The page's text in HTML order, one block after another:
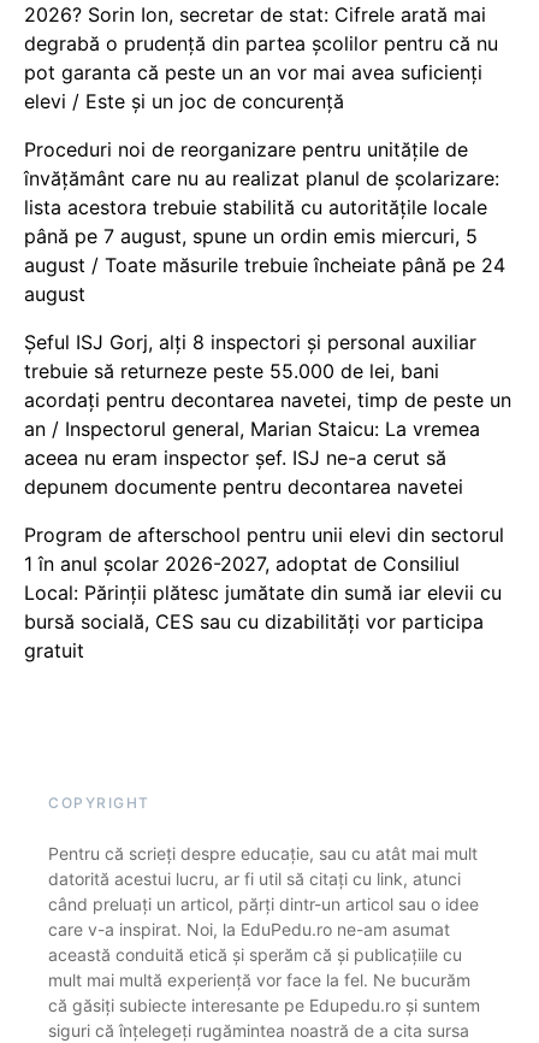
2026? Sorin Ion, secretar de stat: Cifrele arată mai
degrabă o prudență din partea școlilor pentru că nu
pot garanta că peste un an vor mai avea suficienți
elevi / Este și un joc de concurență
Proceduri noi de reorganizare pentru unitățile de
învățământ care nu au realizat planul de școlarizare:
lista acestora trebuie stabilită cu autoritățile locale
până pe 7 august, spune un ordin emis miercuri, 5
august / Toate măsurile trebuie încheiate până pe 24
august
Șeful ISJ Gorj, alți 8 inspectori și personal auxiliar
trebuie să returneze peste 55.000 de lei, bani
acordați pentru decontarea navetei, timp de peste un
an / Inspectorul general, Marian Staicu: La vremea
aceea nu eram inspector șef. ISJ ne-a cerut să
depunem documente pentru decontarea navetei
Program de afterschool pentru unii elevi din sectorul
1 în anul școlar 2026-2027, adoptat de Consiliul
Local: Părinții plătesc jumătate din sumă iar elevii cu
bursă socială, CES sau cu dizabilităţi vor participa
gratuit
COPYRIGHT
Pentru că scrieți despre educație, sau cu atât mai mult
datorită acestui lucru, ar fi util să citați cu link, atunci
când preluați un articol, părți dintr-un articol sau o idee
care v-a inspirat. Noi, la EduPedu.ro ne-am asumat
această conduită etică și sperăm că și publicațiile cu
mult mai multă experiență vor face la fel. Ne bucurăm
că găsiți subiecte interesante pe Edupedu.ro și suntem
siguri că înțelegeți rugămintea noastră de a cita sursa